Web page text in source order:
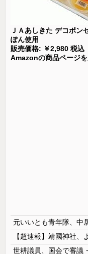
ＪＡあしきた デコポン
ぽん使用
販売価格: ￥2,980 税込
Amazonの商品ページ
元いいとも青年隊、中
【超速報】靖國神社